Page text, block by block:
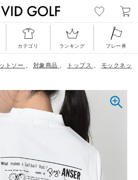
カテゴリ ランキング プレー券
トソー 、 対象商品 、 トップス 、
モックネッ